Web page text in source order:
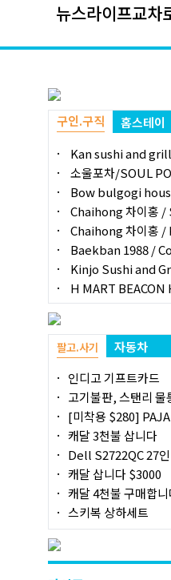
뉴스라이프교차
구인.구직
홈스테이
Kan sushi and
소울포차/SOUL
Bow bulgogi
Chaihong 차이홍 /
Chaihong 차이홍 /
Baekban 1988 /
Kinjo Sushi and
H MART BEACON
팔고.사기
자동차
인디고 기프트카드
고기불판, 스탠리 물
[미착용 $280]
캐달 3천불 삽니다
Dell S2722QC 27
캐달 삽니다 $3000
캐달 4천불 구매합
스키복 상하세트